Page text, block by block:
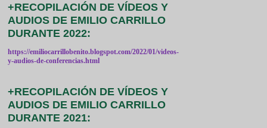
+RECOPILACIÓN DE VÍDEOS Y
AUDIOS DE EMILIO CARRILLO
DURANTE 2022:
https://emiliocarrillobenito.blogspot.com/2022/01/videos-
y-audios-de-conferencias.html
+RECOPILACIÓN DE VÍDEOS Y
AUDIOS DE EMILIO CARRILLO
DURANTE 2021: